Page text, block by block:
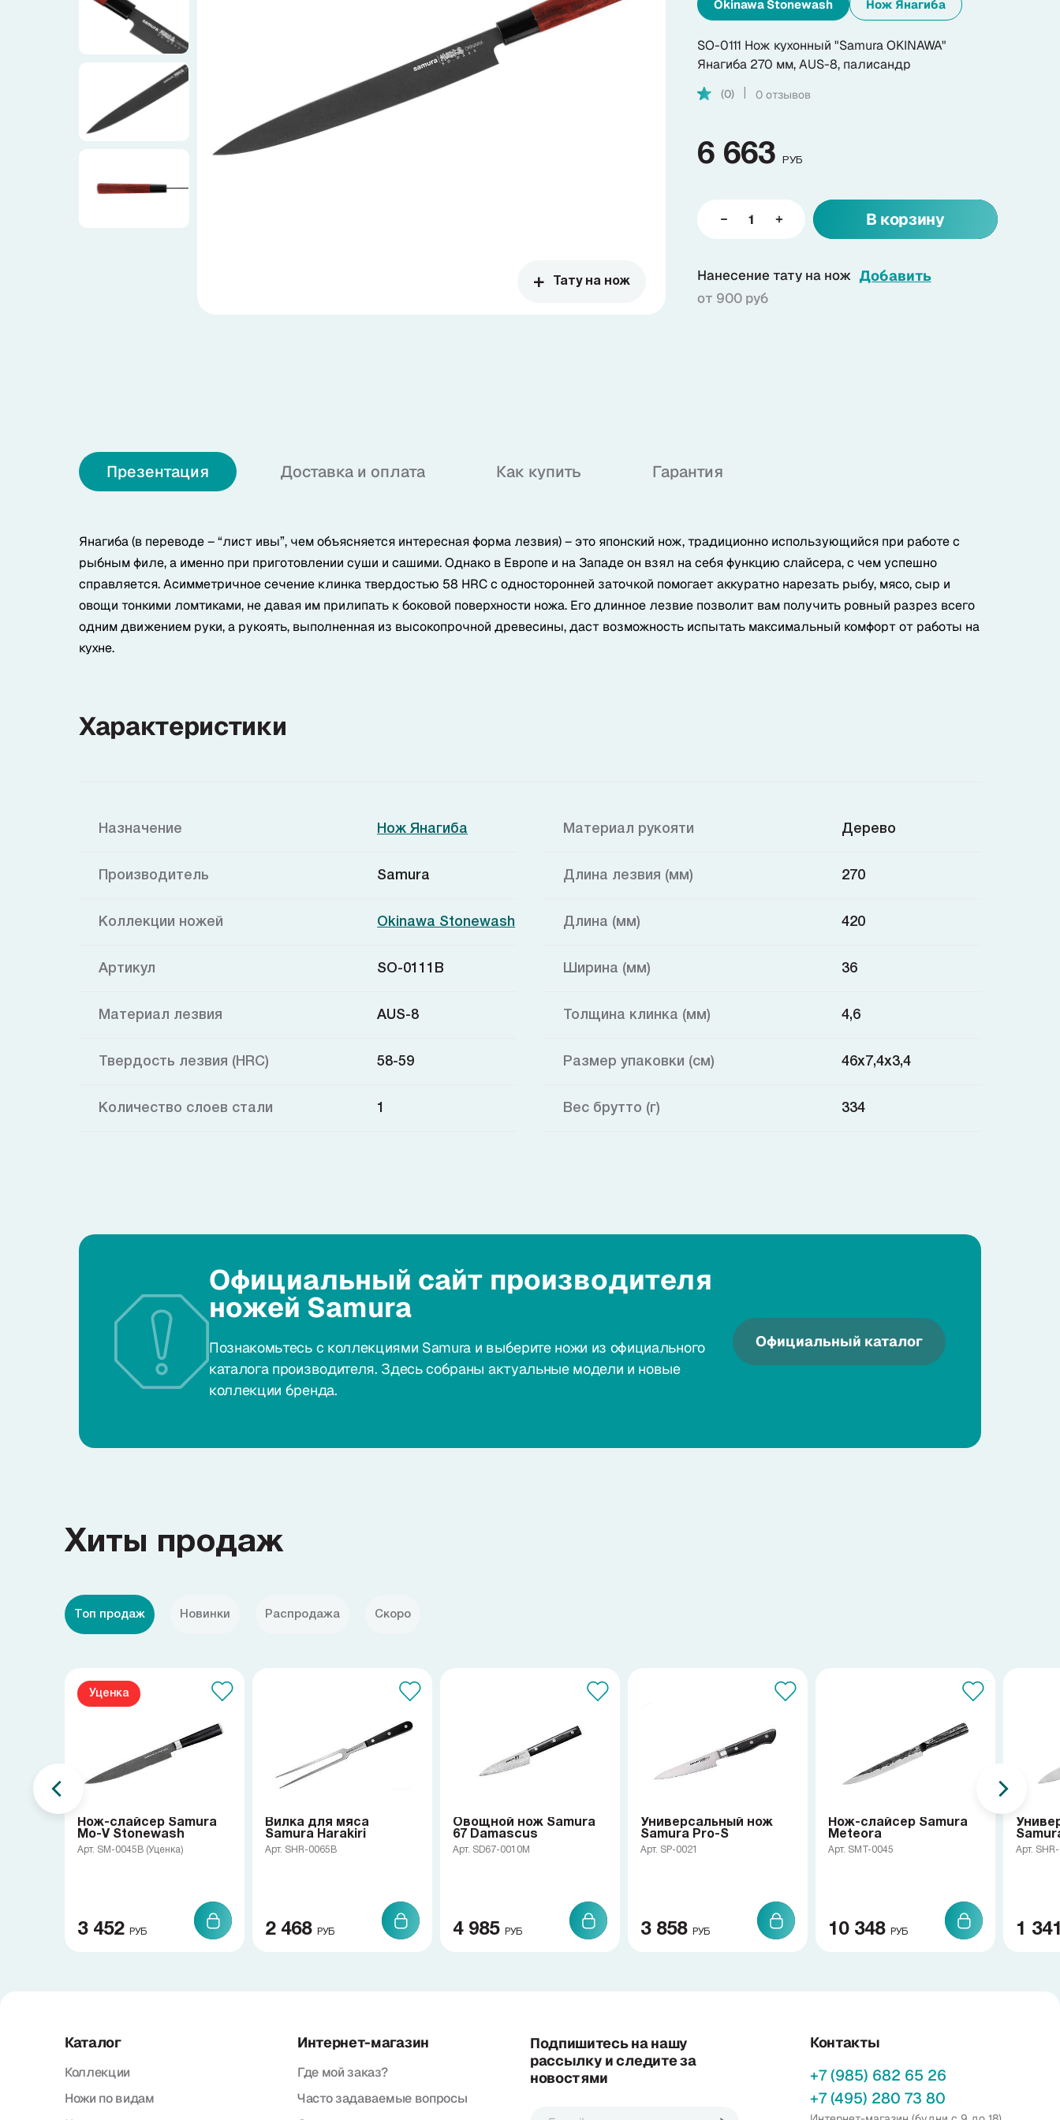
Ножи по назначению
Наборы
Аксессуары
Интернет-магазин (пн-пт 9-18)
+7 (495) 280 73 80
Problem@samura.ru
По вопросам качества
Samura в соцсетях
Тату на нож
дерево
Okinawa Stonewash Нож Янагиба
SO-0111 Нож кухонный "Samura OKINAWA"
Янагиба 270 мм, AUS-8, палисандр
(0) 0 отзывов
6 663 РУБ
В корзину
Нанесение тату на нож
от 900 руб
Добавить
Презентация Доставка и оплата Как купить Гарантия
Янагиба (в переводе – “лист ивы”, чем объясняется интересная форма лезвия) – это японский нож, традиционно использующийся при работе с
рыбным филе, а именно при приготовлении суши и сашими. Однако в Европе и на Западе он взял на себя функцию слайсера, с чем успешно
справляется. Асимметричное сечение клинка твердостью 58 HRC с односторонней заточкой помогает аккуратно нарезать рыбу, мясо, сыр и
овощи тонкими ломтиками, не давая им прилипать к боковой поверхности ножа. Его длинное лезвие позволит вам получить ровный разрез всего
одним движением руки, а рукоять, выполненная из высокопрочной древесины, даст возможность испытать максимальный комфорт от работы на
кухне.
Характеристики
Назначение Нож Янагиба
Производитель Samura
Коллекции ножей Okinawa Stonewash
Артикул SO-0111B
Материал лезвия AUS-8
Твердость лезвия (HRC) 58-59
Количество слоев стали 1
Материал рукояти Дерево
Длина лезвия (мм) 270
Длина (мм) 420
Ширина (мм) 36
Толщина клинка (мм) 4,6
Размер упаковки (см) 46x7,4x3,4
Вес брутто (г) 334
Официальный сайт производителя
ножей Samura
Познакомьтесь с коллекциями Samura и выберите ножи из официального
каталога производителя. Здесь собраны актуальные модели и новые
коллекции бренда.
Официальный каталог
Хиты продаж
Топ продаж Новинки Распродажа Скоро
Уценка
Нож-слайсер Samura
Mo-V Stonewash
Арт. SM-0045B (Уценка)
3 452 РУБ
Вилка для мяса
Samura Harakiri
Арт. SHR-0065B
2 468 РУБ
Овощной нож Samura
67 Damascus
Арт. SD67-0010M
4 985 РУБ
Универсальный нож
Samura Pro-S
Арт. SP-0021
3 858 РУБ
Нож-слайсер Samura
Meteora
Арт. SMT-0045
10 348 РУБ
Арт.
1
Каталог
Коллекции
Ножи по видам
Интернет-магазин
Где мой заказ?
Часто задаваемые вопросы
Подпишитесь на нашу
рассылку и следите за
новостями
Контакты
+7 (985) 682 65 26
+7 (495) 280 73 80